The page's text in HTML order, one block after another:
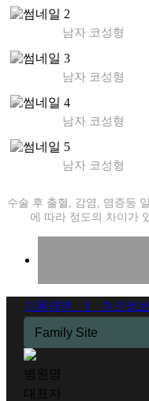
남자 코성형
남자 코성형
남자 코성형
남자 코성형
수술 후 출혈, 감염, 염증등
에 따라 정도의 차이가
이용약관 ㅣ 개인정
병원명
대표자